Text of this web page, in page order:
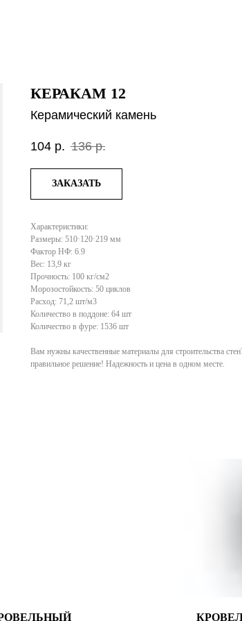
КЕРАКАМ 12
Керамический камень
104 р. 136 р.
ЗАКАЗАТЬ
Характеристики:
Размеры: 510·120·219 мм
Фактор НФ: 6.9
Вес: 13,9 кг
Прочность: 100 кг/см2
Морозостойкость: 50 циклов
Расход: 71,2 шт/м3
Количество в поддоне: 64 шт
Количество в фуре: 1536 шт
Вам нужны качественные материалы для строительства
правильное решение! Надежность и цена в одном месте.